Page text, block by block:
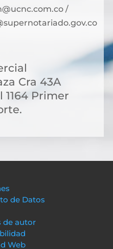
/
Cra 43A
1164 Primer
de Datos
de autor
Web